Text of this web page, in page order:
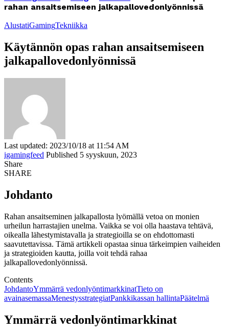
rahan ansaitsemiseen jalkapallovedonlyönnissä
AlustatiGamingTekniikka
Käytännön opas rahan ansaitsemiseen
jalkapallovedonlyönnissä
Last updated: 2023/10/18 at 11:54 AM
igamingfeed Published 5 syyskuun, 2023
Share
SHARE
Johdanto
Rahan ansaitseminen jalkapallosta lyömällä vetoa on monien
urheilun harrastajien unelma. Vaikka se voi olla haastava tehtävä,
oikealla lähestymistavalla ja strategioilla se on ehdottomasti
saavutettavissa. Tämä artikkeli opastaa sinua tärkeimpien vaiheiden
ja strategioiden kautta, joilla voit tehdä rahaa
jalkapallovedonlyönnissä.
Contents
JohdantoYmmärrä vedonlyöntimarkkinatTieto on
avainasemassaMenestysstrategiatPankkikassan hallintaPäätelmä
Ymmärrä vedonlyöntimarkkinat